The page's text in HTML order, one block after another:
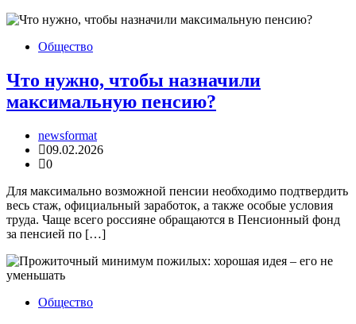
Общество
Что нужно, чтобы назначили
максимальную пенсию?
newsformat
09.02.2026
0
Для максимально возможной пенсии необходимо подтвердить
весь стаж, официальный заработок, а также особые условия
труда. Чаще всего россияне обращаются в Пенсионный фонд
за пенсией по […]
Общество